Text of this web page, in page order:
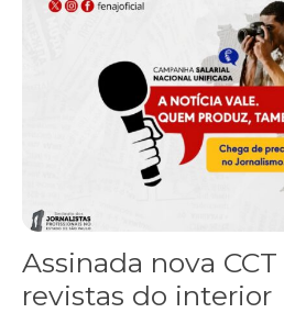
Assinada nova
revistas do interior